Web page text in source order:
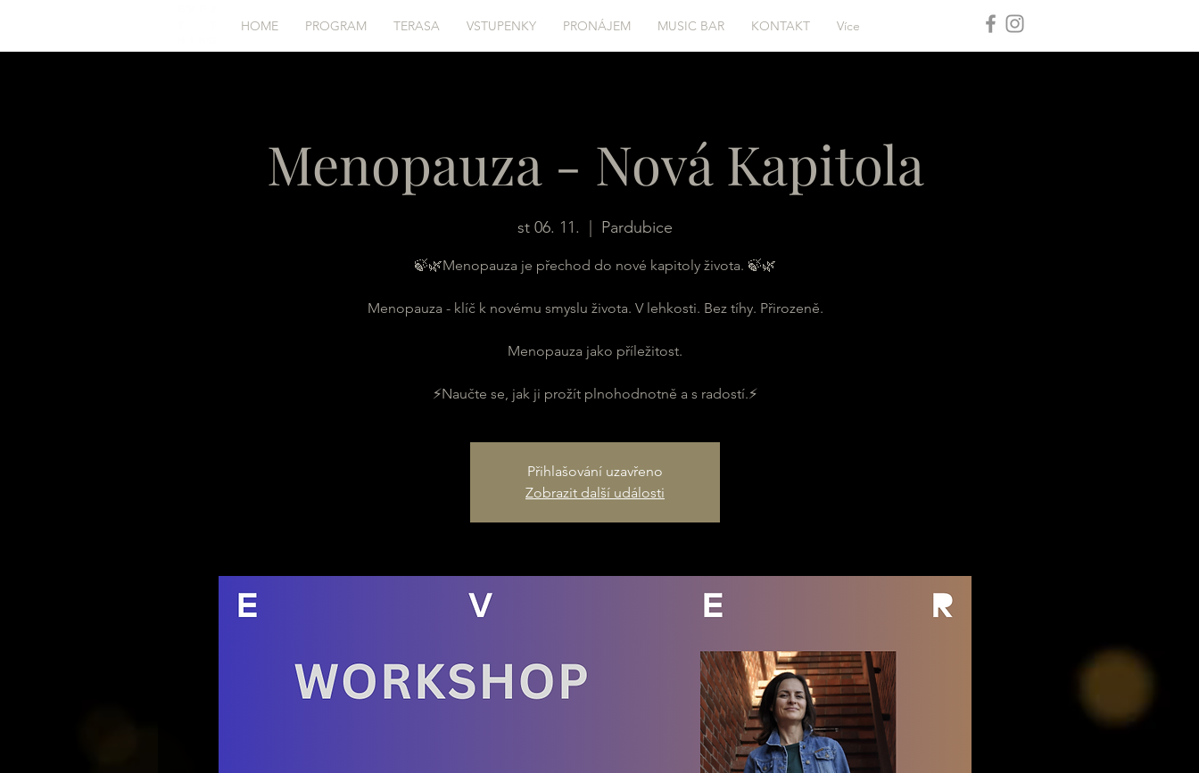
HOME PROGRAM TERASA VSTUPENKY PRONÁJEM MUSIC BAR KONTAKT Více
Menopauza - Nová Kapitola
st 06. 11. Pardubice
🍃🌿Menopauza je přechod do nové kapitoly života. 🍃🌿
Menopauza - klíč k novému smyslu života. V lehkosti. Bez tíhy. Přirozeně.
Menopauza jako příležitost.
Přihlašování uzavřeno
Zobrazit další události